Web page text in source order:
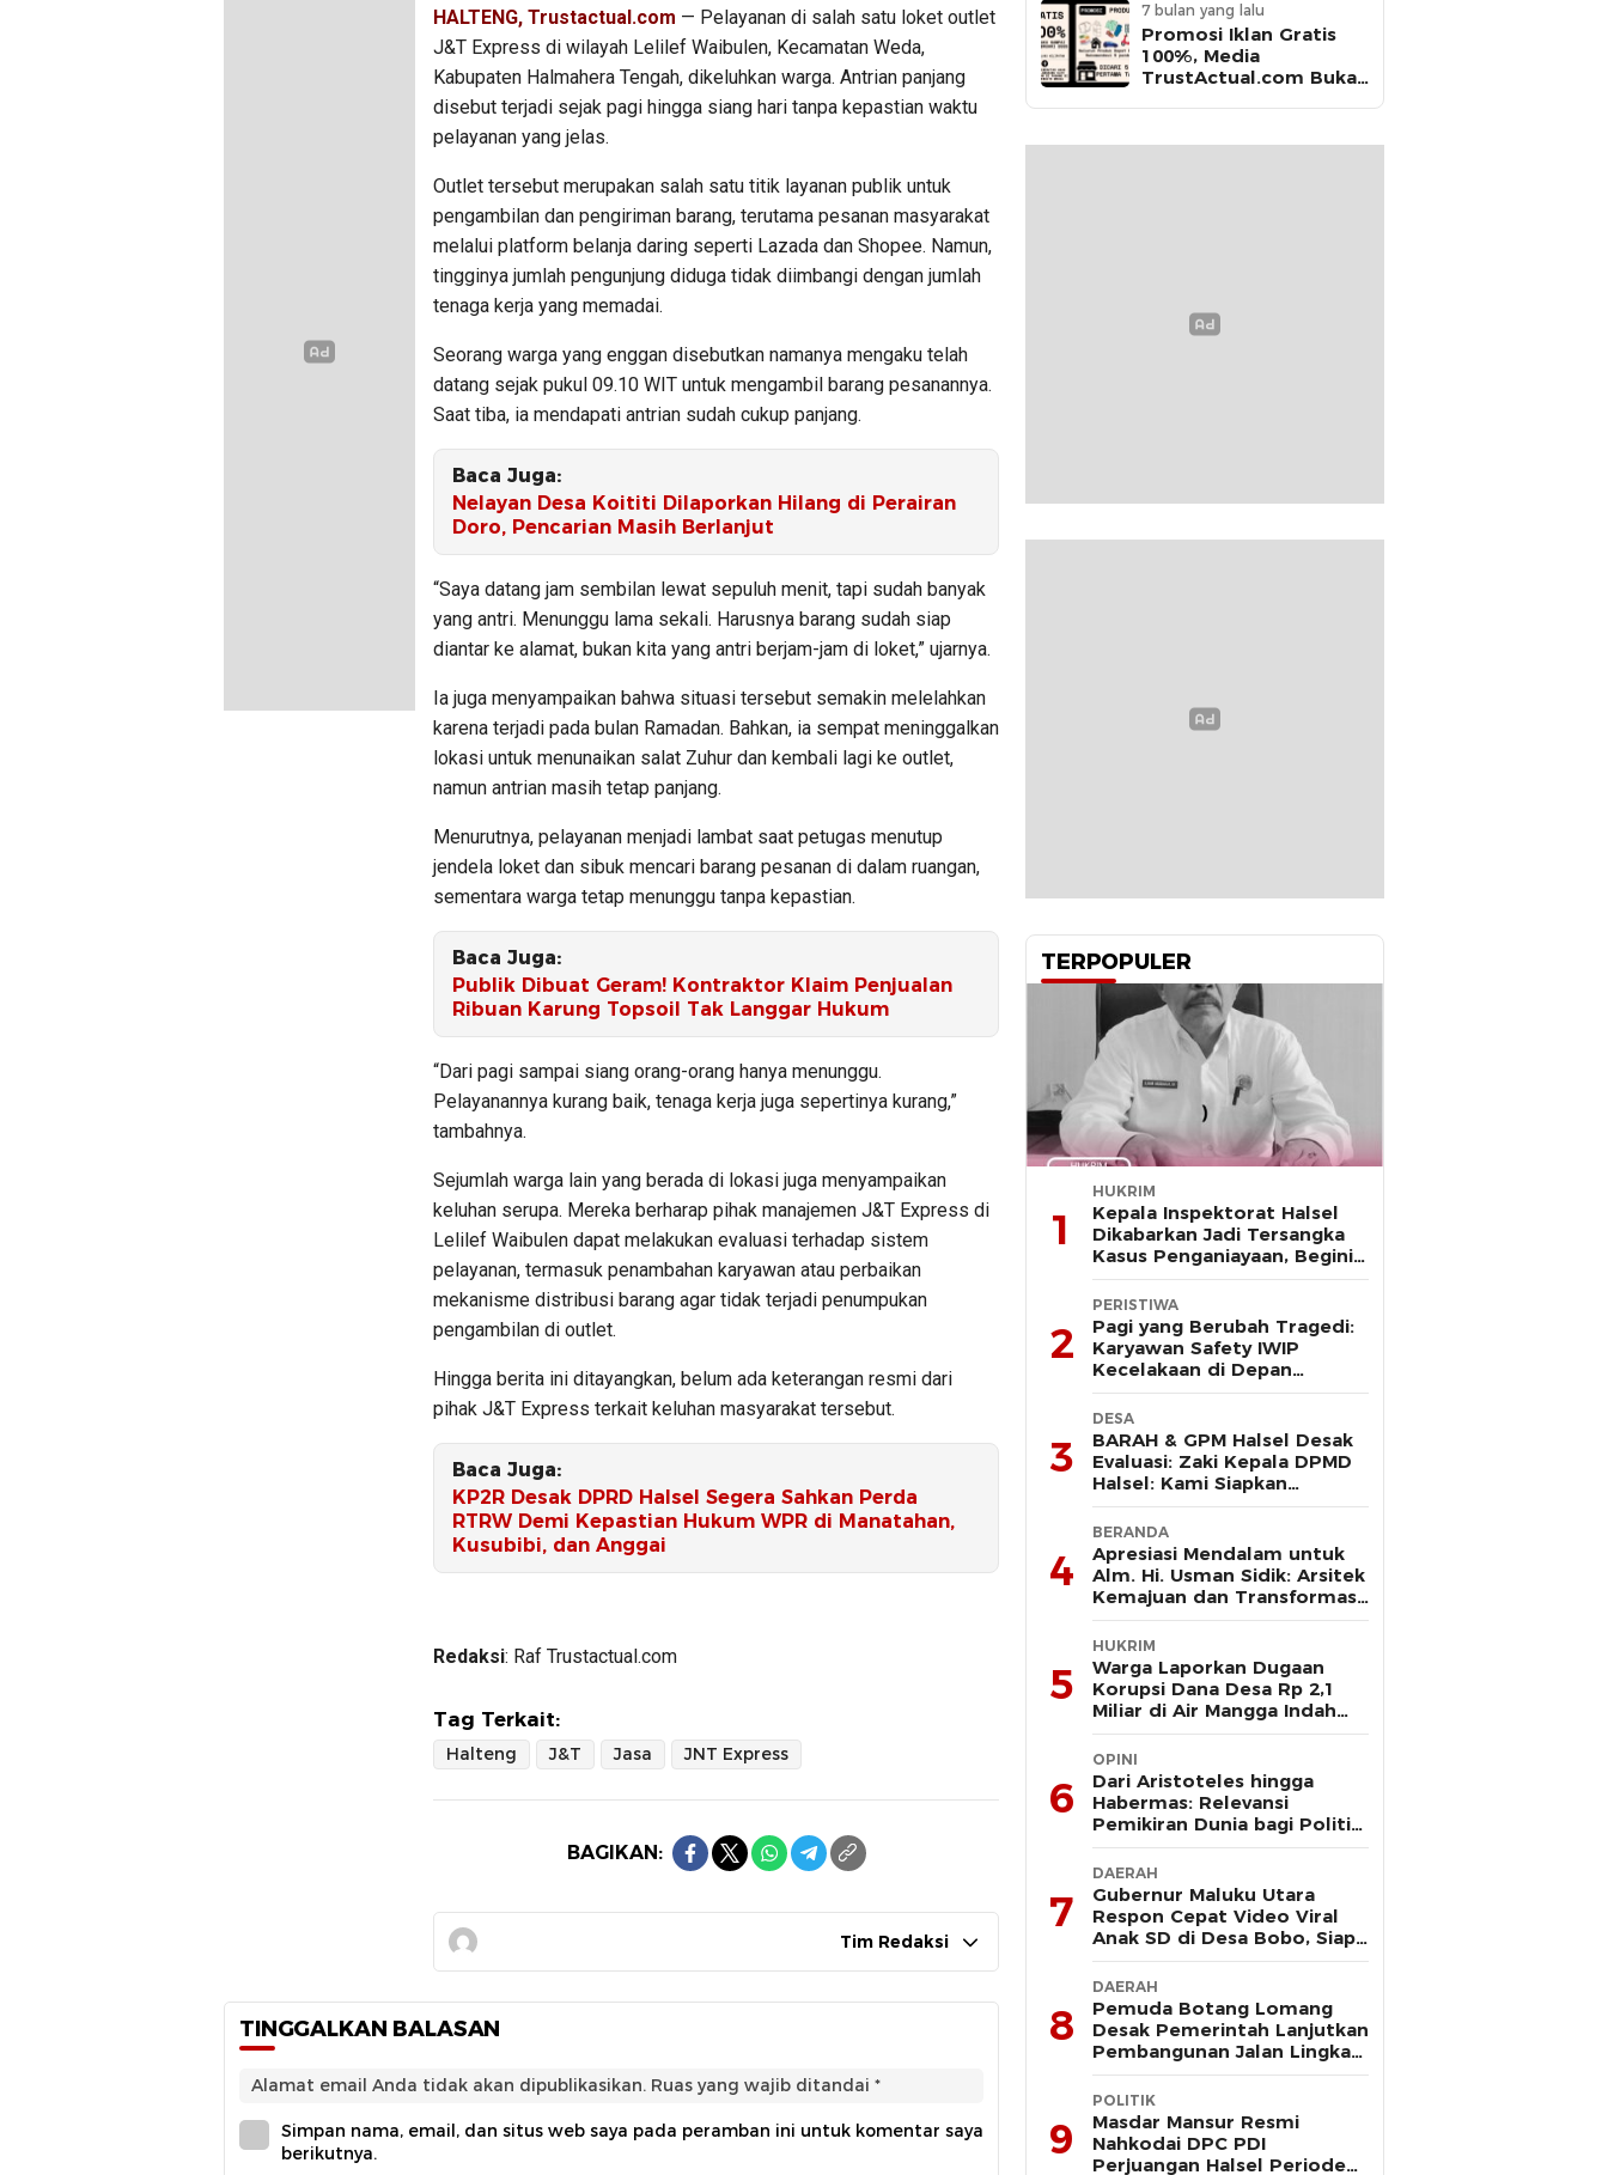
HALTENG, Trustactual.com — Pelayanan di salah satu loket outlet
J&T Express di wilayah Lelilef Waibulen, Kecamatan Weda,
Kabupaten Halmahera Tengah, dikeluhkan warga. Antrian panjang
disebut terjadi sejak pagi hingga siang hari tanpa kepastian waktu
pelayanan yang jelas.
Outlet tersebut merupakan salah satu titik layanan publik untuk
pengambilan dan pengiriman barang, terutama pesanan masyarakat
melalui platform belanja daring seperti Lazada dan Shopee. Namun,
tingginya jumlah pengunjung diduga tidak diimbangi dengan jumlah
tenaga kerja yang memadai.
Seorang warga yang enggan disebutkan namanya mengaku telah
datang sejak pukul 09.10 WIT untuk mengambil barang pesanannya.
Saat tiba, ia mendapati antrian sudah cukup panjang.
Baca Juga:
Nelayan Desa Koititi Dilaporkan Hilang di Perairan
Doro, Pencarian Masih Berlanjut
“Saya datang jam sembilan lewat sepuluh menit, tapi sudah banyak
yang antri. Menunggu lama sekali. Harusnya barang sudah siap
diantar ke alamat, bukan kita yang antri berjam-jam di loket,” ujarnya.
Ia juga menyampaikan bahwa situasi tersebut semakin melelahkan
karena terjadi pada bulan Ramadan. Bahkan, ia sempat meninggalkan
lokasi untuk menunaikan salat Zuhur dan kembali lagi ke outlet,
namun antrian masih tetap panjang.
Menurutnya, pelayanan menjadi lambat saat petugas menutup
jendela loket dan sibuk mencari barang pesanan di dalam ruangan,
sementara warga tetap menunggu tanpa kepastian.
Baca Juga:
Publik Dibuat Geram! Kontraktor Klaim Penjualan
Ribuan Karung Topsoil Tak Langgar Hukum
“Dari pagi sampai siang orang-orang hanya menunggu.
Pelayanannya kurang baik, tenaga kerja juga sepertinya kurang,”
tambahnya.
Sejumlah warga lain yang berada di lokasi juga menyampaikan
keluhan serupa. Mereka berharap pihak manajemen J&T Express di
Lelilef Waibulen dapat melakukan evaluasi terhadap sistem
pelayanan, termasuk penambahan karyawan atau perbaikan
mekanisme distribusi barang agar tidak terjadi penumpukan
pengambilan di outlet.
Hingga berita ini ditayangkan, belum ada keterangan resmi dari
pihak J&T Express terkait keluhan masyarakat tersebut.
Baca Juga:
KP2R Desak DPRD Halsel Segera Sahkan Perda
RTRW Demi Kepastian Hukum WPR di Manatahan,
Kusubibi, dan Anggai
Redaksi: Raf Trustactual.com
Tag Terkait:
Halteng J&T Jasa JNT Express
BAGIKAN:
Tim Redaksi
TINGGALKAN BALASAN
Alamat email Anda tidak akan dipublikasikan. Ruas yang wajib ditandai *
Simpan nama, email, dan situs web saya pada peramban ini untuk komentar saya
berikutnya.
7 bulan yang lalu
Promosi Iklan Gratis
100%, Media
TrustActual.com Buka
TERPOPULER
1
HUKRIM
Kepala Inspektorat Halsel
Dikabarkan Jadi Tersangka
Kasus Penganiayaan, Begini
Kronologinya
2
PERISTIWA
Pagi yang Berubah Tragedi:
Karyawan Safety IWIP
Kecelakaan di Depan
Gerbang Huafei
3
DESA
BARAH & GPM Halsel Desak
Evaluasi: Zaki Kepala DPMD
Halsel: Kami Siapkan
Karateker (PLt) Desa
Guruapin
4
BERANDA
Apresiasi Mendalam untuk
Alm. Hi. Usman Sidik: Arsitek
Kemajuan dan Transformasi
Halmahera Selatan
5
HUKRIM
Warga Laporkan Dugaan
Korupsi Dana Desa Rp 2,1
Miliar di Air Mangga Indah
Kec Obi ke Polres Halsel
6
OPINI
Dari Aristoteles hingga
Habermas: Relevansi
Pemikiran Dunia bagi Politik
Hukum Maluku Utara
7
DAERAH
Gubernur Maluku Utara
Respon Cepat Video Viral
Anak SD di Desa Bobo, Siap
Bangun Jembatan Gantung
8
DAERAH
Pemuda Botang Lomang
Desak Pemerintah Lanjutkan
Pembangunan Jalan Lingkar:
“Jangan Sampai Bernasib
Sama seperti Proyek PLTD
9
POLITIK
Masdar Mansur Resmi
Nahkodai DPC PDI
Perjuangan Halsel Periode